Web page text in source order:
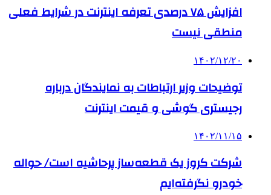
افزایش ۷۵ درصدی تعرفه اینترنت در شرایط فعلی
منطقی نیست
۱۴۰۲/۱۲/۲۰
توضیحات وزیر ارتباطات به نمایندگان درباره
رجیستری گوشی و قیمت اینترنت
۱۴۰۲/۱۱/۱۵
شرکت کروز یک قطعه‌ساز پرحاشیه است/ حواله
خودرو نگرفته‌ایم